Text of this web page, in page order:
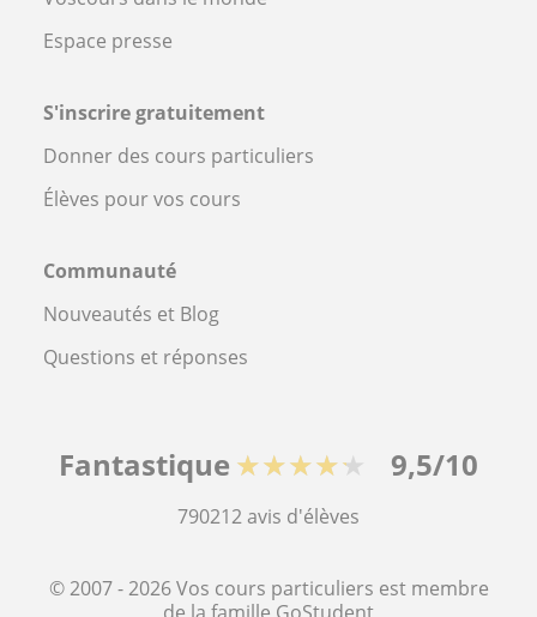
Espace presse
S'inscrire gratuitement
Donner des cours particuliers
Élèves pour vos cours
Communauté
Nouveautés et Blog
Questions et réponses
Fantastique ★★★★★ 9,5/10
790212avis d'élèves
© 2007 - 2026 Vos cours particuliers est membre